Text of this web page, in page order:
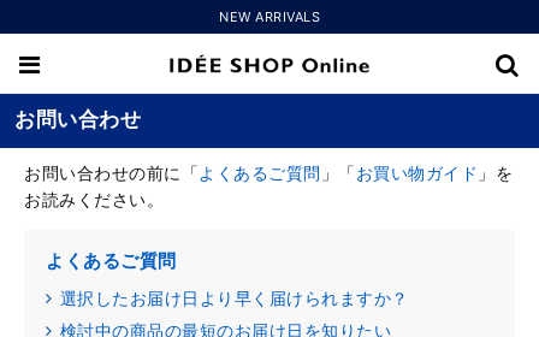
NEW ARRIVALS
お問い合わせ
お問い合わせの前に「よくあるご質問 」「お買い物ガイド 」を
お読みください。
よくあるご質問
選択したお届け日より早く届けられますか？
検討中の商品の最短のお届け日を知りたい